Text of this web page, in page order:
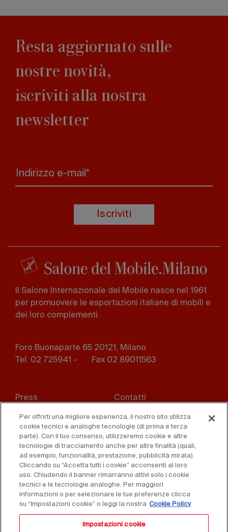
Resta aggiornato sulle
nostre novità,
iscriviti alla nostra
newsletter
Indirizzo e-mail*
Iscriviti
Il Salone Internazionale del Mobile nasce nel 1961
per promuovere le esportazioni italiane di mobili e
dei loro complementi.
Foro Buonaparte 65 20121, Milano
Tel. 02 725941 -
Fax 02 89011563
menu
Press Contatti
Whistleblowing Privacy
Disclaimer D. Lgs. 231/01
Cookies Condizioni di vendita
Dichiarazione di
accessibilità
Per offrirti una migliore esperienza, il nostro sito utilizza
cookie tecnici e analoghe tecnologie (di prima e terza
parte). Con il tuo consenso, utilizzeremo cookie e altre
tecnologie di tracciamento anche per altre finalità (quali,
ad esempio, funzionalità, prestazione, pubblicità mirata).
Cliccando su “Accetta tutti i cookie” acconsenti al loro
uso. Chiudendo il banner rimarranno attivi solo i cookie
tecnici e le tecnologie analoghe. Per maggiori
informazioni o per selezionare le tue preferenze clicca
su “Impostazioni cookie” o leggi la nostra Cookie Policy
Impostazioni cookie